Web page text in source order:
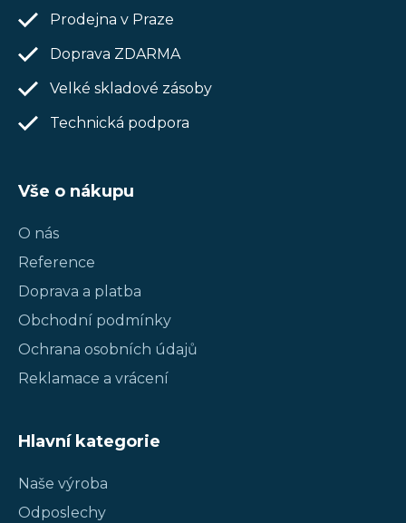
Prodejna v Praze
Doprava ZDARMA
Velké skladové zásoby
Technická podpora
Vše o nákupu
O nás
Reference
Doprava a platba
Obchodní podmínky
Ochrana osobních údajů
Reklamace a vrácení
Hlavní kategorie
Naše výroba
Odposlechy